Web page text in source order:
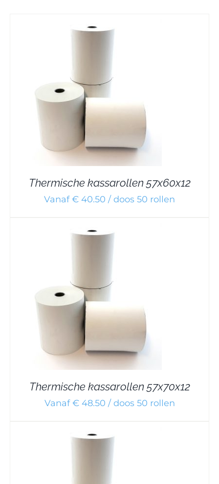
Thermische kassarollen 57x60x12
Vanaf € 40.50 / doos 50 rollen
Thermische kassarollen 57x70x12
Vanaf € 48.50 / doos 50 rollen